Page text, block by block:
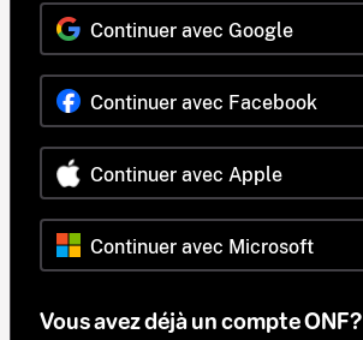
Continuer avec Google
Continuer avec Facebook
Continuer avec Apple
Continuer avec Microsoft
Vous avez déjà un compte ONF?